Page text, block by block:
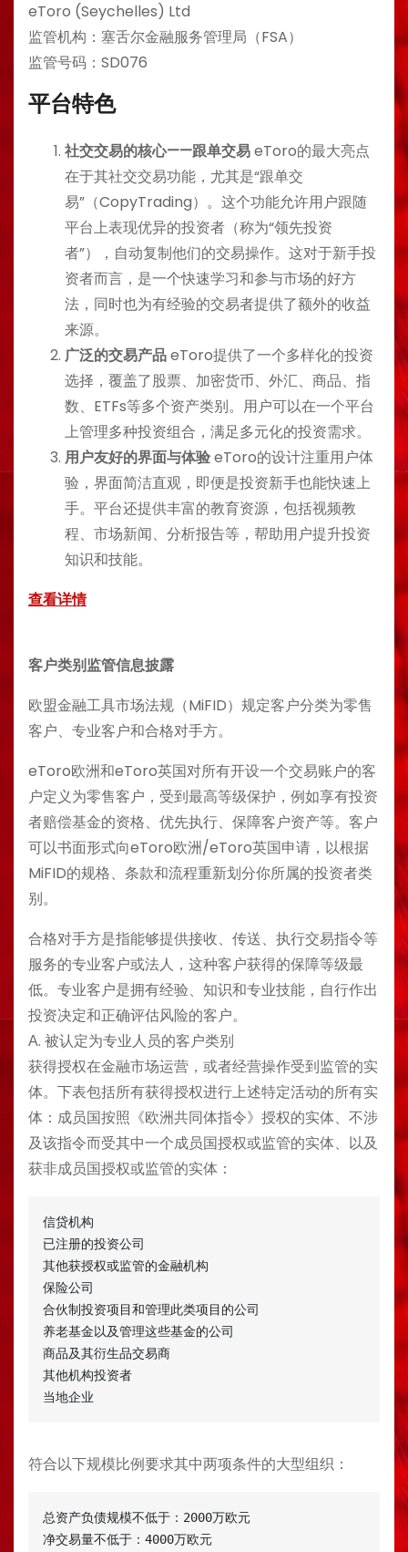
eToro (Seychelles) Ltd
监管机构：塞舌尔金融服务管理局（FSA）
监管号码：SD076
平台特色
社交交易的核心——跟单交易eToro的最大亮点
在于其社交交易功能，尤其是“跟单交
易”（CopyTrading）。这个功能允许用户跟随
平台上表现优异的投资者（称为“领先投资
者”），自动复制他们的交易操作。这对于新手投
资者而言，是一个快速学习和参与市场的好方
法，同时也为有经验的交易者提供了额外的收益
来源。
广泛的交易产品eToro提供了一个多样化的投资
选择，覆盖了股票、加密货币、外汇、商品、指
数、ETFs等多个资产类别。用户可以在一个平台
上管理多种投资组合，满足多元化的投资需求。
用户友好的界面与体验eToro的设计注重用户体
验，界面简洁直观，即便是投资新手也能快速上
手。平台还提供丰富的教育资源，包括视频教
程、市场新闻、分析报告等，帮助用户提升投资
知识和技能。
查看详情
客户类别监管信息披露
欧盟金融工具市场法规（MiFID）规定客户分类为零售
客户、专业客户和合格对手方。
eToro欧洲和eToro英国对所有开设一个交易账户的客
户定义为零售客户，受到最高等级保护，例如享有投资
者赔偿基金的资格、优先执行、保障客户资产等。客户
可以书面形式向eToro欧洲/eToro英国申请，以根据
MiFID的规格、条款和流程重新划分你所属的投资者类
别。
合格对手方是指能够提供接收、传送、执行交易指令等
服务的专业客户或法人，这种客户获得的保障等级最
低。专业客户是拥有经验、知识和专业技能，自行作出
投资决定和正确评估风险的客户。
Α. 被认定为专业人员的客户类别
获得授权在金融市场运营，或者经营操作受到监管的实
体。下表包括所有获得授权进行上述特定活动的所有实
体：成员国按照《欧洲共同体指令》授权的实体、不涉
及该指令而受其中一个成员国授权或监管的实体、以及
获非成员国授权或监管的实体：
信贷机构
已注册的投资公司
其他获授权或监管的金融机构
保险公司
合伙制投资项目和管理此类项目的公司
养老基金以及管理这些基金的公司
商品及其衍生品交易商
其他机构投资者
当地企业
符合以下规模比例要求其中两项条件的大型组织：
总资产负债规模不低于：2000万欧元
净交易量不低于：4000万欧元